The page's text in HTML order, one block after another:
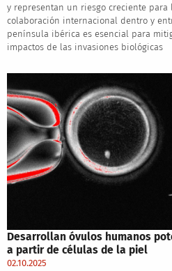
y representan un riesgo creciente para
colaboración internacional dentro y
península ibérica es esencial para
impactos de las invasiones biológicas
Desarrollan óvulos humanos
a partir de células de la piel
02.10.2025